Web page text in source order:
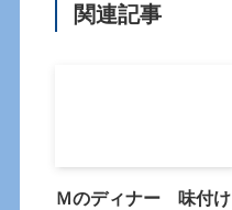
関連記事
Ｍのディナー 味付け